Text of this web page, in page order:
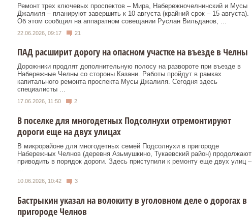
Ремонт трех ключевых проспектов – Мира, Набережночелнинский и Мусы
Джалиля – планируют завершить к 10 августа (крайний срок – 15 августа).
Об этом сообщил на аппаратном совещании Руслан Вильданов, ...
22.06.2026, 09:17 21
ПАД расширит дорогу на опасном участке на въезде в Челны
Дорожники продлят дополнительную полосу на развороте при въезде в
Набережные Челны со стороны Казани. Работы пройдут в рамках
капитального ремонта проспекта Мусы Джалиля. Сегодня здесь
специалисты ...
17.06.2026, 11:50 2
В поселке для многодетных Подсолнухи отремонтируют
дороги еще на двух улицах
В микрорайоне для многодетных семей Подсолнухи в пригороде
Набережных Челнов (деревня Азьмушкино, Тукаевский район) продолжают
приводить в порядок дороги. Здесь приступили к ремонту еще двух улиц –
...
10.06.2026, 10:42 3
Бастрыкин указал на волокиту в уголовном деле о дорогах в
пригороде Челнов